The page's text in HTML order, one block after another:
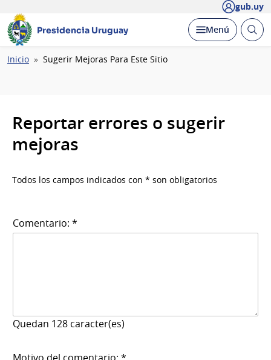
gub.uy
Presidencia Uruguay Desplegar
Menú Abrir
Ruta
Inicio Sugerir Mejoras Para Este Sitio
Reportar errores o sugerir
mejoras
Todos los campos indicados con * son obligatorios
Comentario: *
Quedan 128 caracter(es)
Motivo del comentario: *